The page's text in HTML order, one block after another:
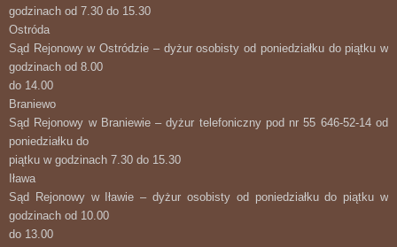
godzinach od 7.30 do 15.30
Ostróda
Sąd Rejonowy w Ostródzie – dyżur osobisty od poniedziałku do piątku w
godzinach od 8.00
do 14.00
Braniewo
Sąd Rejonowy w Braniewie – dyżur telefoniczny pod nr 55 646-52-14 od
poniedziałku do
piątku w godzinach 7.30 do 15.30
Iława
Sąd Rejonowy w Iławie – dyżur osobisty od poniedziałku do piątku w
godzinach od 10.00
do 13.00